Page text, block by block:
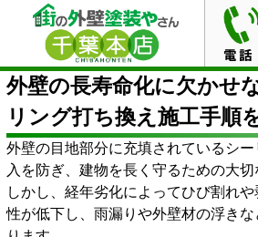
HOME ブログ
外壁の長寿命化に
リング打ち換え施工手順を詳しく解説
外壁の長寿命化に欠かせ
リング打ち換え施工手順
外壁の目地部分に充填されているシ
入を防ぎ、建物を長く守るための大切
しかし、経年劣化によってひび割れ
性が低下し、雨漏りや外壁材の浮き